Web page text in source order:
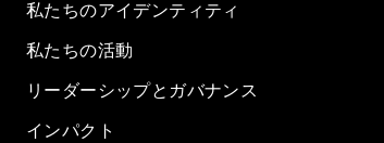
私たちのアイデンティティ
私たちの活動
リーダーシップとガバナンス
インパクト